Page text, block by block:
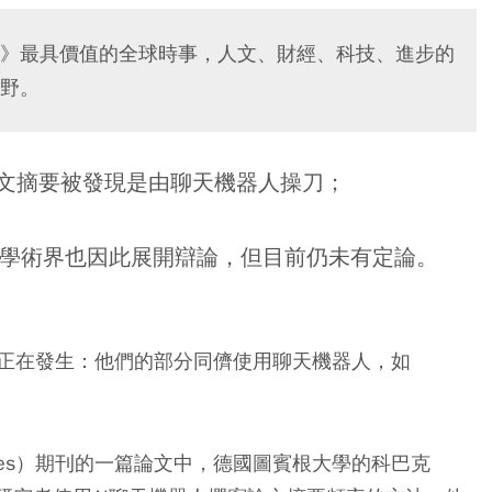
最具價值的全球時事，人文、財經、科技、進步的
。
摘要被發現是由聊天機器人操刀；
術界也因此展開辯論，但目前仍未有定論。
在發生：他們的部分同儕使用聊天機器人，如
）期刊的一篇論文中，德國圖賓根大學的科巴克